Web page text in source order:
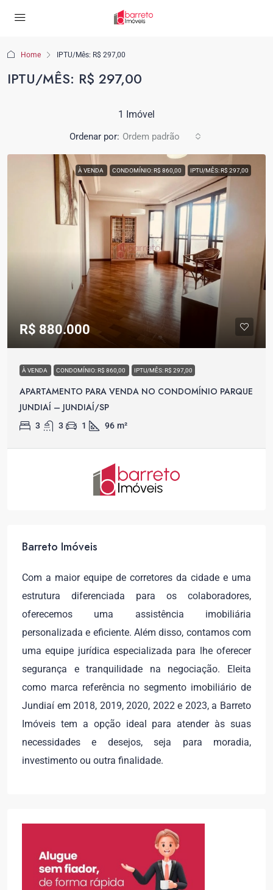
Home IPTU/Mês: R$ 297,00
IPTU/MÊS: R$ 297,00
1 Imóvel
Ordenar por: Ordem padrão
À VENDA CONDOMÍNIO: R$ 860,00 IPTU/MÊS: R$ 297,00
R$ 880.000
À VENDA CONDOMÍNIO: R$ 860,00 IPTU/MÊS: R$ 297,00
APARTAMENTO PARA VENDA NO CONDOMÍNIO PARQUE
JUNDIAÍ – JUNDIAÍ/SP
3 3 1 96 m²
Barreto Imóveis
Com a maior equipe de corretores da cidade e uma
estrutura diferenciada para os colaboradores,
oferecemos uma assistência imobiliária
personalizada e eficiente. Além disso, contamos com
uma equipe jurídica especializada para lhe oferecer
segurança e tranquilidade na negociação. Eleita
como marca referência no segmento imobiliário de
Jundiaí em 2018, 2019, 2020, 2022 e 2023, a Barreto
Imóveis tem a opção ideal para atender às suas
necessidades e desejos, seja para moradia,
investimento ou outra finalidade.